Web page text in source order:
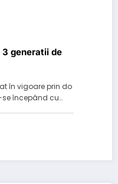
3 generatii de
în vigoare prin do
începând cu…